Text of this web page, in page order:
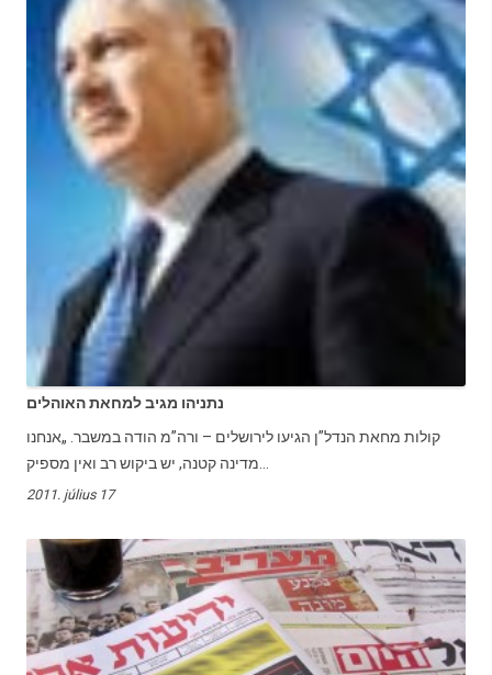
נתניהו מגיב למחאת האוהלים
קולות מחאת הנדל”ן הגיעו לירושלים – ורה”מ הודה במשבר. „אנחנו
2011. július 17